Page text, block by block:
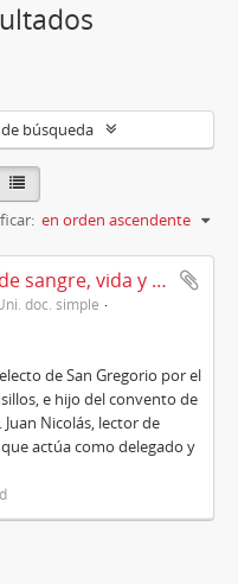
búsqueda
en orden ascendente
Informaciones de limpieza de sangre, vida y costumbres de Fr. Juan Montoya (1823)
doc. simple
de San Gregorio por el
e hijo del convento de
Nicolás, lector de
actúa como delegado y